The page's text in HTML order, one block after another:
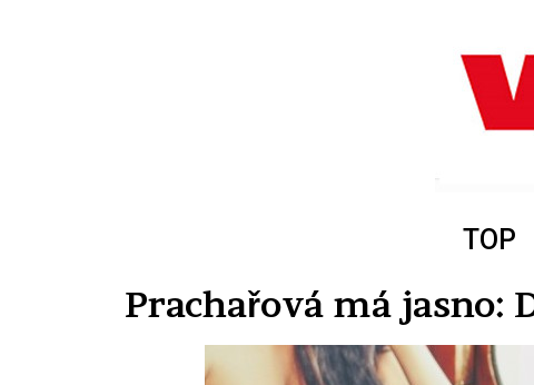
TOP
Prachařová má jasno: